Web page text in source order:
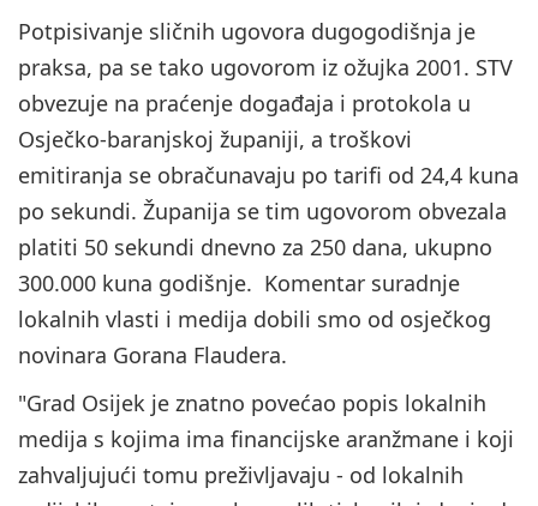
Potpisivanje sličnih ugovora dugogodišnja je
praksa, pa se tako ugovorom iz ožujka 2001. STV
obvezuje na praćenje događaja i protokola u
Osječko-baranjskoj županiji, a troškovi
emitiranja se obračunavaju po tarifi od 24,4 kuna
po sekundi. Županija se tim ugovorom obvezala
platiti 50 sekundi dnevno za 250 dana, ukupno
300.000 kuna godišnje. Komentar suradnje
lokalnih vlasti i medija dobili smo od osječkog
novinara Gorana Flaudera.
"Grad Osijek je znatno povećao popis lokalnih
medija s kojima ima financijske aranžmane i koji
zahvaljujući tomu preživljavaju - od lokalnih